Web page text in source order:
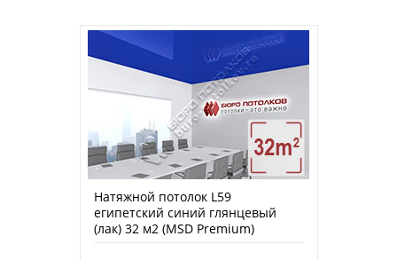
Натяжной потолок L59
египетский синий глянцевый
(лак) 32 м2 (MSD Premium)